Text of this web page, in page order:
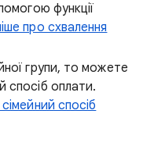
функції
про схвалення
групи, то можете
спосіб оплати.
спосіб